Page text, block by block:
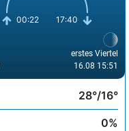
00:22 17:40
erstes Viertel
16.08 15:51
28°/16°
0%